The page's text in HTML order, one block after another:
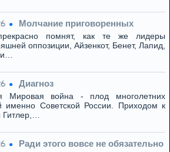
Молчание приговоренных
помнят, как те же лидеры
оппозиции, Айзенкот, Бенет, Лапид,
Диагноз
Мировая война - плод многолетних
именно Советской России. Приходом к
Гитлер,…
Ради этого вовсе не обязательно